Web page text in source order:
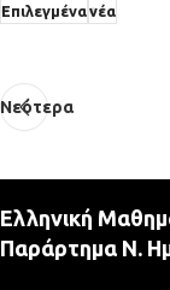
Επιλεγμένανέα
Νεότερα
Ελληνική
Παράρτημα Ν.